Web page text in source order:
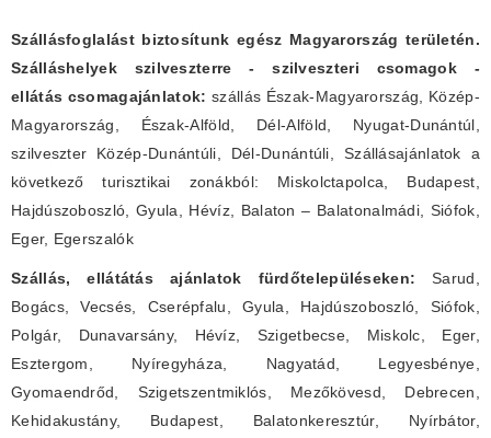
Szállásfoglalást biztosítunk egész Magyarország területén.
Szálláshelyek szilveszterre - szilveszteri csomagok -
ellátás csomagajánlatok: szállás Észak-Magyarország, Közép-
Magyarország, Észak-Alföld, Dél-Alföld, Nyugat-Dunántúl,
szilveszter Közép-Dunántúli, Dél-Dunántúli, Szállásajánlatok a
következő turisztikai zonákból: Miskolctapolca, Budapest,
Hajdúszoboszló, Gyula, Hévíz, Balaton – Balatonalmádi, Siófok,
Eger, Egerszalók
Szállás, ellátátás ajánlatok fürdőtelepüléseken:Sarud,
Bogács, Vecsés, Cserépfalu, Gyula, Hajdúszoboszló, Siófok,
Polgár, Dunavarsány, Hévíz, Szigetbecse, Miskolc, Eger,
Esztergom, Nyíregyháza, Nagyatád, Legyesbénye,
Gyomaendrőd, Szigetszentmiklós, Mezőkövesd, Debrecen,
Kehidakustány, Budapest, Balatonkeresztúr, Nyírbátor,